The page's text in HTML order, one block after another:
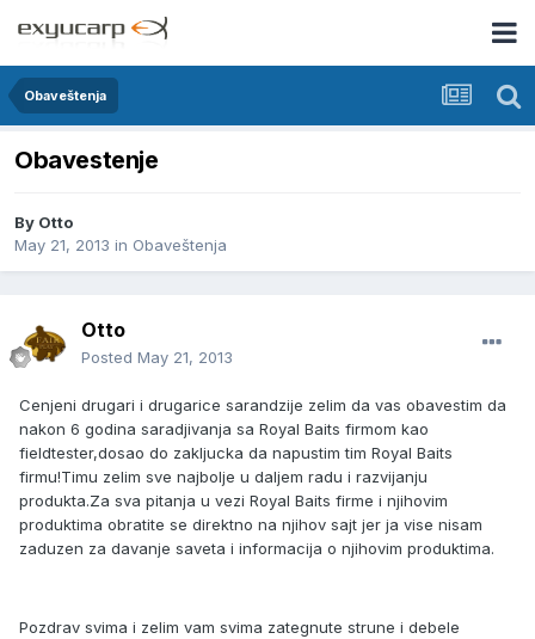
Obaveštenja
Obavestenje
By Otto
May 21, 2013 in Obaveštenja
Otto
Posted May 21, 2013
Cenjeni drugari i drugarice sarandzije zelim da vas obavestim da
nakon 6 godina saradjivanja sa Royal Baits firmom kao
fieldtester,dosao do zakljucka da napustim tim Royal Baits
firmu!Timu zelim sve najbolje u daljem radu i razvijanju
produkta.Za sva pitanja u vezi Royal Baits firme i njihovim
produktima obratite se direktno na njihov sajt jer ja vise nisam
zaduzen za davanje saveta i informacija o njihovim produktima.
Pozdrav svima i zelim vam svima zategnute strune i debele